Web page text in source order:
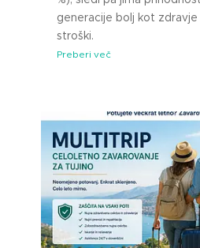
generacije bolj kot zdravje
stroški.
Preberi več